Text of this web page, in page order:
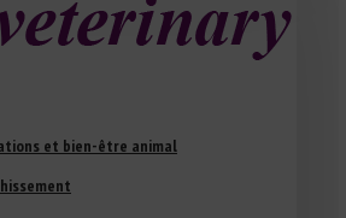
et bien-être animal